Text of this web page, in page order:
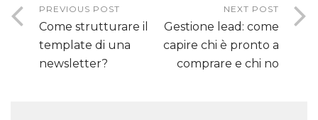
PREVIOUS POST
Come strutturare il
template di una
newsletter?
NEXT POST
Gestione lead: come
capire chi è pronto a
comprare e chi no